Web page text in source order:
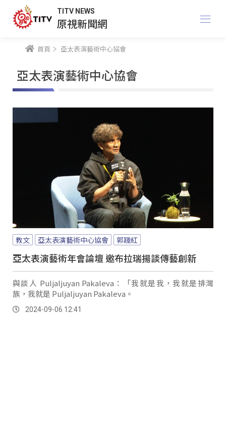
TITV NEWS
原視新聞網
首頁 亞太表演藝術中心協會
亞太表演藝術中心協會
教文 亞太表演藝術中心協會 郭踐紅
亞太表演藝術年會論壇 邀布拉瑞揚談傳藝創新
與談人 Puljaljuyan Pakaleva：「我就是我，我就是排灣
族，我就是 Puljaljuyan Pakaleva。
2024-09-06 12:41